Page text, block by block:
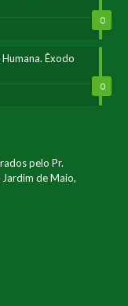
0
0
Êxodo
pelo Pr.
Jardim de Maio,